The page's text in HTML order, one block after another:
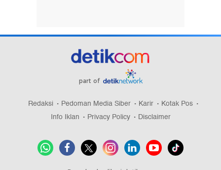
part of
Redaksi Pedoman Media Siber Karir
Kotak Pos
Info Iklan
Privacy Policy Disclaimer